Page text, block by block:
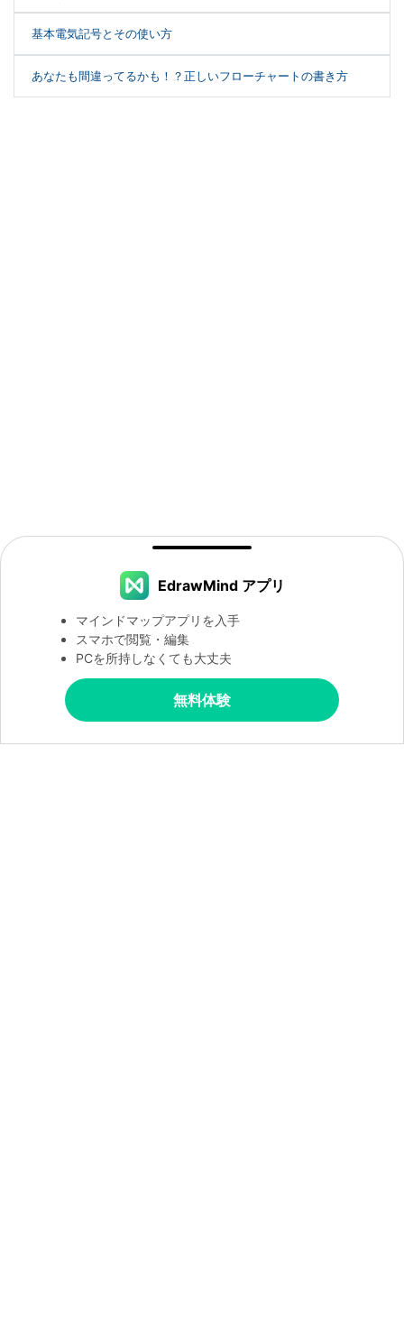
基本電気記号とその使い方
あなたも間違ってるかも！？正しいフローチャートの書き方
EdrawMind アプリ
マインドマップアプリを入手
スマホで閲覧・編集
PCを所持しなくても大丈夫
無料体験